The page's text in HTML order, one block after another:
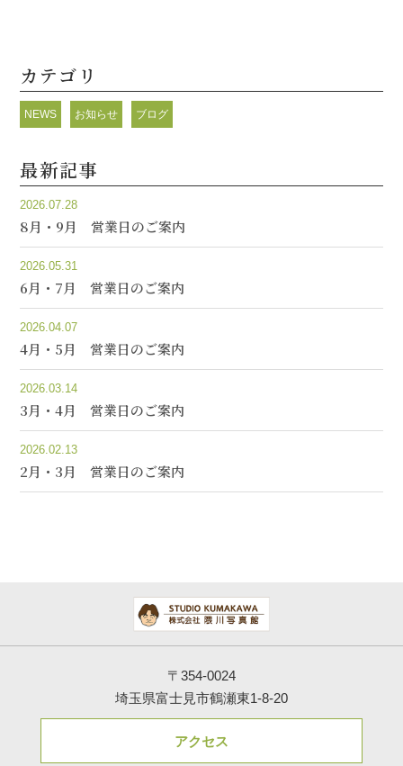
カテゴリ
NEWS お知らせ ブログ
最新記事
2026.07.28
8月・9月 営業日のご案内
2026.05.31
6月・7月 営業日のご案内
2026.04.07
4月・5月 営業日のご案内
2026.03.14
3月・4月 営業日のご案内
2026.02.13
2月・3月 営業日のご案内
〒354-0024
埼玉県富士見市鶴瀬東1-8-20
アクセス